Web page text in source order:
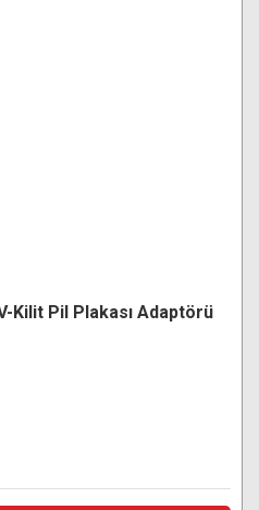
Kilit Pil Plakası Adaptörü